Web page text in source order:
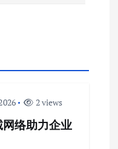
2 views
络助力企业